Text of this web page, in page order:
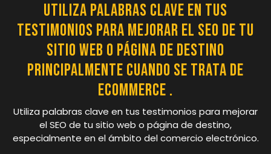
Utiliza palabras clave en tus
testimonios para mejorar el SEO de tu
sitio web o página de destino
principalmente cuando se trata de
eCommerce .
Utiliza palabras clave en tus testimonios para mejorar
el SEO de tu sitio web o página de destino,
especialmente en el ámbito del comercio electrónico.